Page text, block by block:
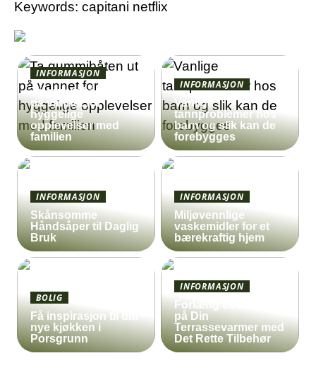
Keywords: capitani netflix
INFORMASJON
Ta gummibåten ut
på vannet for
hyggelige
opplevelser med
familien
INFORMASJON
Vanlige
tannproblemer hos
barn og slik kan de
forebygges
INFORMASJON
Skånsomme
Håndsåper til Daglig
Bruk
INFORMASJON
Miljøvennlige
vaskemidler for et
bærekraftig hjem
BOLIG
Få inspirasjon til ditt
nye kjøkken i
Porsgrunn
INFORMASJON
Forlæng Levetiden
på Din
Terrassevarmer med
Det Rette Tilbehør